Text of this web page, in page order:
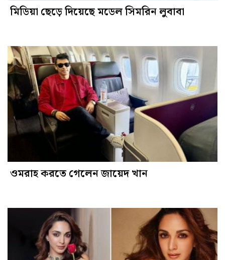
মিডিয়া ছেড়ে দিয়েছে মডেল সিমরিন লুবাবা
ওমরাহ করতে গেলেন জায়েদ খান